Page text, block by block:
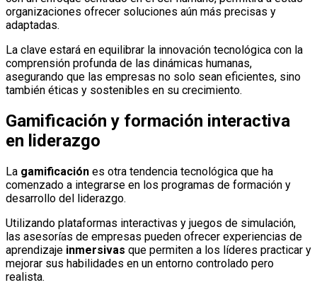
organizaciones ofrecer soluciones aún más precisas y
adaptadas.
La clave estará en equilibrar la innovación tecnológica con la
comprensión profunda de las dinámicas humanas,
asegurando que las empresas no solo sean eficientes, sino
también éticas y sostenibles en su crecimiento.
Gamificación y formación interactiva
en liderazgo
La gamificación es otra tendencia tecnológica que ha
comenzado a integrarse en los programas de formación y
desarrollo del liderazgo.
Utilizando plataformas interactivas y juegos de simulación,
las asesorías de empresas pueden ofrecer experiencias de
aprendizaje inmersivas que permiten a los líderes practicar y
mejorar sus habilidades en un entorno controlado pero
realista.